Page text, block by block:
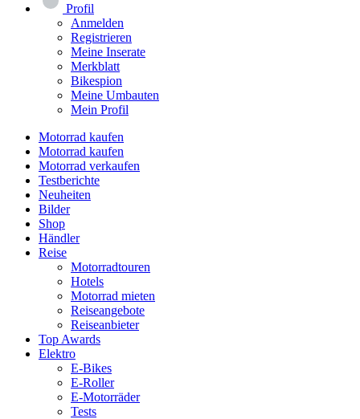
Profil
Anmelden
Registrieren
Meine Inserate
Merkblatt
Bikespion
Meine Umbauten
Mein Profil
Motorrad kaufen
Motorrad kaufen
Motorrad verkaufen
Testberichte
Neuheiten
Bilder
Shop
Händler
Reise
Motorradtouren
Hotels
Motorrad mieten
Reiseangebote
Reiseanbieter
Top Awards
Elektro
E-Bikes
E-Roller
E-Motorräder
Tests